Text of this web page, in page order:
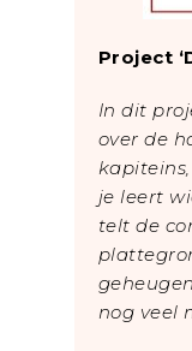
Project
In dit
over de
kapiteins,
je leert
telt de
nog veel